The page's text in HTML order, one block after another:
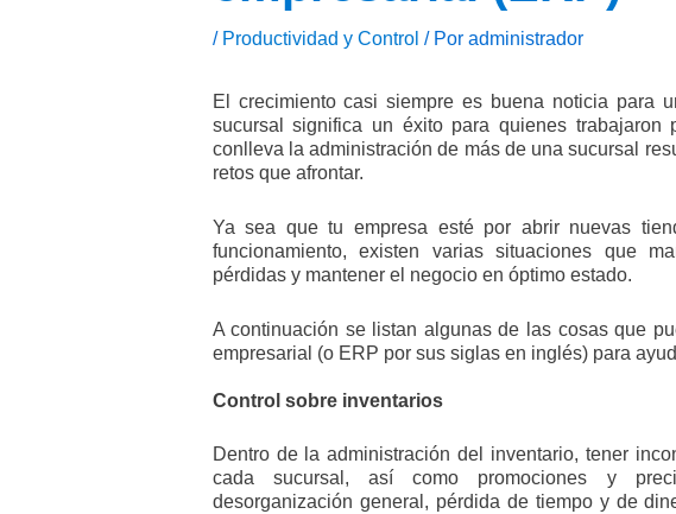
/ Productividad y Control / Por administrador
El crecimiento casi siempre es buena noticia para
sucursal significa un éxito para quienes
conlleva la administración de más de una sucursal
retos que afrontar.
Ya sea que tu empresa esté por abrir nuevas
funcionamiento, existen varias situaciones que
pérdidas y mantener el negocio en óptimo estado.
A continuación se listan algunas de las cosas que
empresarial (o ERP por sus siglas en inglés) para
Control sobre inventarios
Dentro de la administración del inventario, tener
cada sucursal, así como promociones y
desorganización general, pérdida de tiempo y de